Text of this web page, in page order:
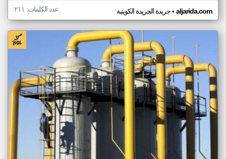
جريدة الجريدة الكويتية• aljarida.com عدد الكلمات: ٢١١